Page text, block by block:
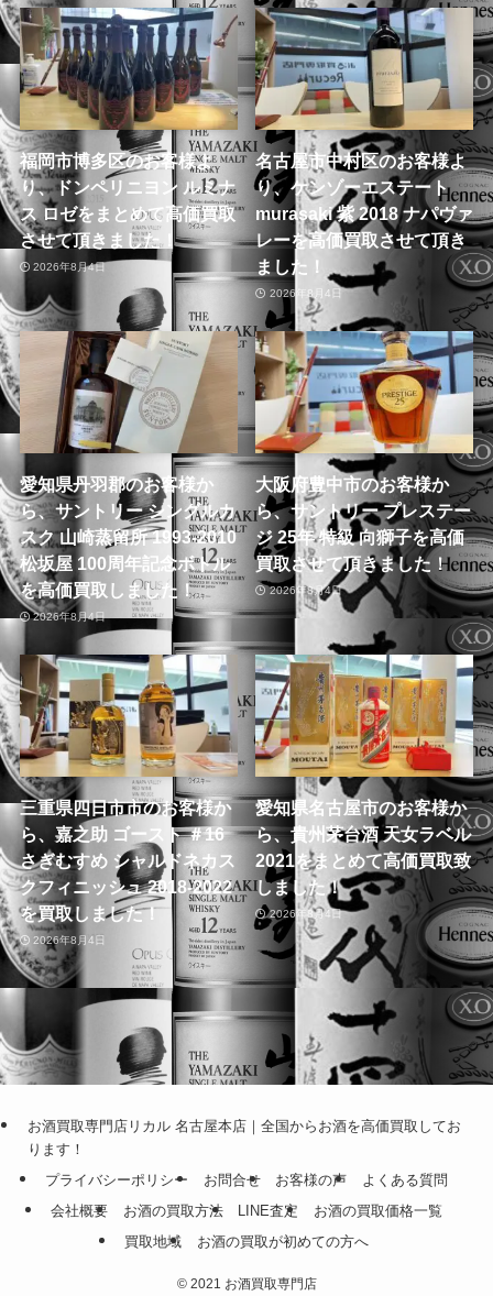
福岡市博多区のお客様よ
り、ドンペリニヨン ルミナ
ス ロゼをまとめて高価買取
させて頂きました！
2026年8月4日
名古屋市中村区のお客様よ
り、ケンゾーエステート
murasaki 紫 2018 ナパヴァ
レーを高価買取させて頂き
ました！
2026年8月4日
愛知県丹羽郡のお客様か
ら、サントリー シングルカ
スク 山崎蒸留所 1993-2010
松坂屋 100周年記念ボトル
を高価買取しました！
2026年8月4日
大阪府豊中市のお客様か
ら、サントリー プレステー
ジ 25年 特級 向獅子を高価
買取させて頂きました！
2026年8月4日
三重県四日市市のお客様か
ら、嘉之助 ゴースト ＃16
さぎむすめ シャルドネカス
クフィニッシュ 2018-2022
を買取しました！
2026年8月4日
愛知県名古屋市のお客様か
ら、貴州茅台酒 天女ラベル
2021をまとめて高価買取致
しました！
2026年8月4日
お酒買取専門店リカル 名古屋本店｜全国からお酒を高価買取してお
ります！
プライバシーポリシー
お問合せ お客様の声
よくある質問
会社概要
お酒の買取方法 LINE査定
お酒の買取価格一覧
買取地域
お酒の買取が初めての方へ
©2021 お酒買取専門店